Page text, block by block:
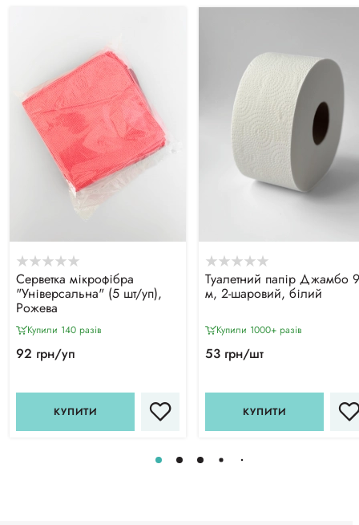
Серветка мікрофібра
"Універсальна" (5 шт/уп),
Рожева
Купили 140 разiв
92 грн/уп
КУПИТИ
Туалетний папір Джамбо
м, 2-шаровий, білий
Купили 1000+ разiв
53 грн/шт
КУПИТИ